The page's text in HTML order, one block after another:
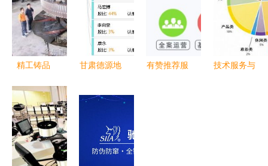
业自动化新
篇章
会成功召开
干货解析
精工铸品
价值——徐
州市奎钢建
材机械厂技
术服务全解
甘肃德源地
有限责任公
术服务助力
地质勘查与
有赞推荐服
技术服务与